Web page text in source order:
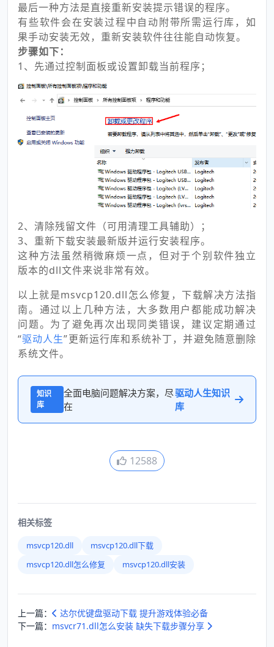
最后一种方法是直接重新安装提示错误的程序。
有些软件会在安装过程中自动附带所需运行库，如
果手动安装无效，重新安装软件往往能自动恢复。
步骤如下：
1、先通过控制面板或设置卸载当前程序；
2、清除残留文件（可用清理工具辅助）；
3、重新下载安装最新版并运行安装程序。
这种方法虽然稍微麻烦一点，但对于个别软件独立
版本的dll文件来说非常有效。
以上就是msvcp120.dll怎么修复，下载解决方法指
南。通过以上几种方法，大多数用户都能成功解决
问题。为了避免再次出现同类错误，建议定期通过
“驱动人生”更新运行库和系统补丁，并避免随意删除
系统文件。
知识
库
全面电脑问题解决方案，尽
在
驱动人生知识
库
12588
相关标签
msvcp120.dll
msvcp120.dll下载
msvcp120.dll怎么修复
msvcp120.dll安装
上一篇：
达尔优键盘驱动下载 提升游戏体验必备
下一篇： msvcr71.dll怎么安装 缺失下载步骤分享